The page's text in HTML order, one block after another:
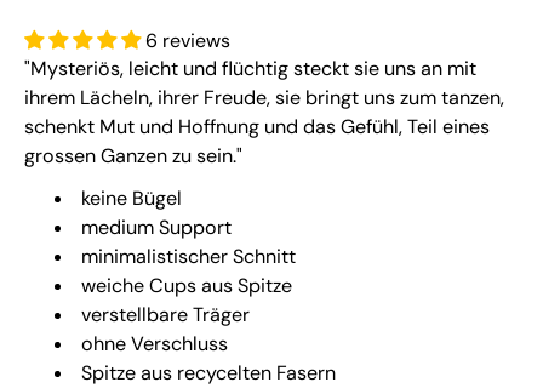
6 reviews
"Mysteriös, leicht und flüchtig steckt sie uns an mit
ihrem Lächeln, ihrer Freude, sie bringt uns zum tanzen,
schenkt Mut und Hoffnung und das Gefühl, Teil eines
grossen Ganzen zu sein."
keine Bügel
medium Support
minimalistischer Schnitt
weiche Cups aus Spitze
verstellbare Träger
ohne Verschluss
Spitze aus recycelten Fasern